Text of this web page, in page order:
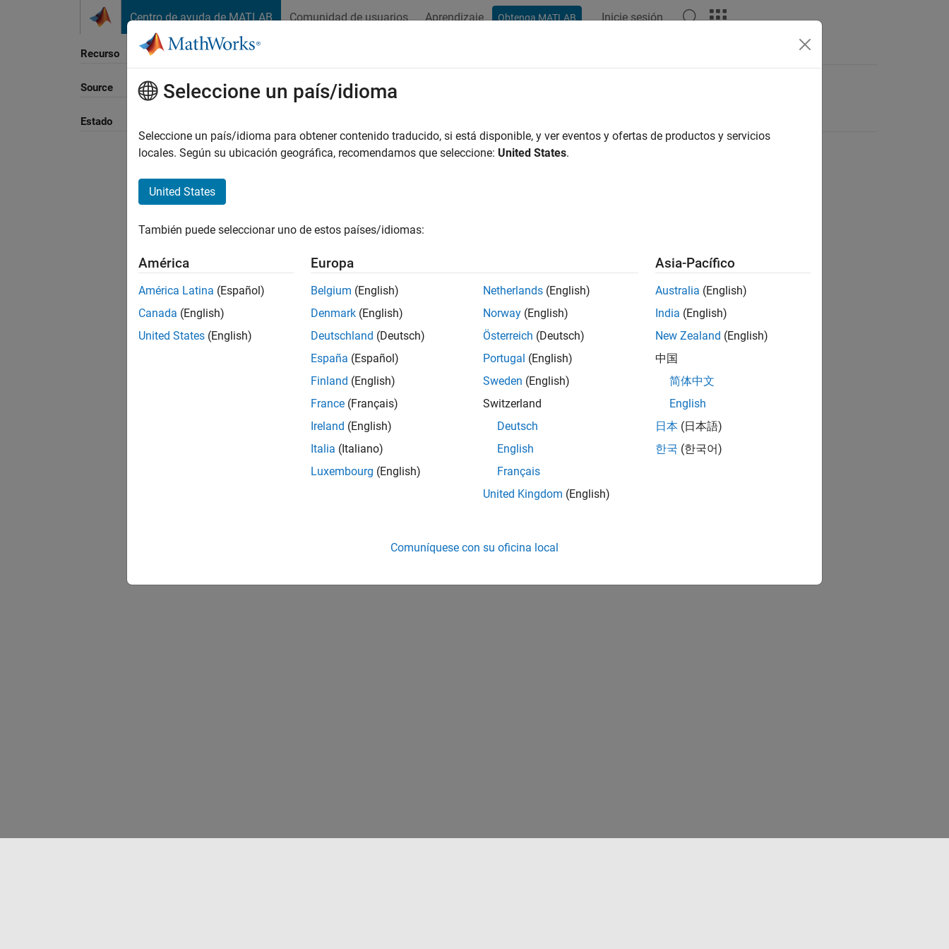
Centro de ayuda de MATLAB Comunidad de usuarios Aprendizaje Obtenga MATLAB Inicie sesión
Recurso
Source
Estado
Ordenar por
Seleccione un país/idioma
Seleccione un país/idioma para obtener contenido traducido, si está disponible, y ver eventos y ofertas de productos y servicios
locales. Según su ubicación geográfica, recomendamos que seleccione: United States.
United States
También puede seleccionar uno de estos países/idiomas:
América
América Latina (Español)
Canada (English)
United States (English)
Europa
Belgium (English)
Denmark (English)
Deutschland (Deutsch)
España (Español)
Finland (English)
France (Français)
Ireland (English)
Italia (Italiano)
Luxembourg (English)
Netherlands (English)
Norway (English)
Österreich (Deutsch)
Portugal (English)
Sweden (English)
Switzerland
Deutsch
English
Français
United Kingdom (English)
Asia-Pacífico
Australia (English)
India (English)
New Zealand (English)
中国
简体中文
English
日本 (日本語)
한국 (한국어)
Comuníquese con su oficina local